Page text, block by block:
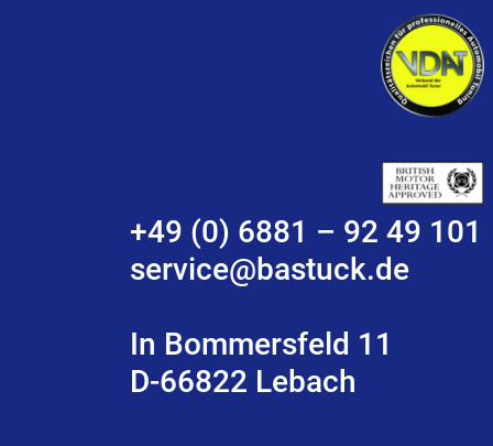
+49 (0) 6881 – 92 49 101
service@bastuck.de
In Bommersfeld 11
D-66822 Lebach